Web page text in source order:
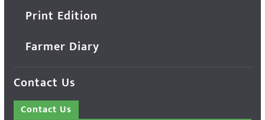
Print Edition
Farmer Diary
Contact Us
Contact Us